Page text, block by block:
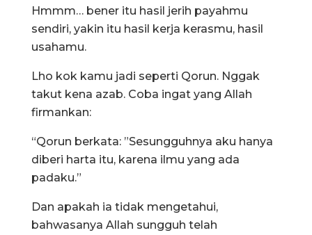
Hmmm… bener itu hasil jerih payahmu
sendiri, yakin itu hasil kerja kerasmu, hasil
usahamu.
Lho kok kamu jadi seperti Qorun. Nggak
takut kena azab. Coba ingat yang Allah
firmankan:
“Qorun berkata: ”Sesungguhnya aku hanya
diberi harta itu, karena ilmu yang ada
padaku.”
Dan apakah ia tidak mengetahui,
bahwasanya Allah sungguh telah